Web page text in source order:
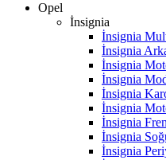
Opel
İnsignia
İnsignia
İnsignia
İnsignia
İnsignia
İnsignia
İnsignia
İnsignia
İnsignia
İnsignia